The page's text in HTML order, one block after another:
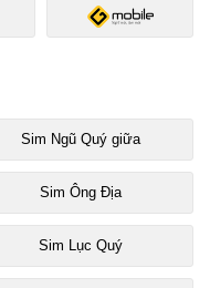
Sim Ngũ Quý giữa
Sim Ông Địa
Sim Lục Quý